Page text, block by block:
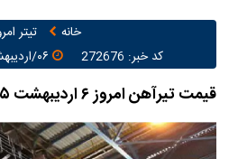
خانه
تیتر
کد خبر: 272676
قیمت تیرآهن امروز ۶ اردیبهشت ۱۴۰۵ + جدول